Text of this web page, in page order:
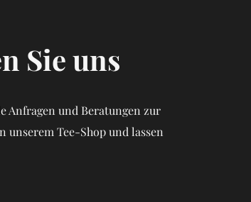
Sie uns
Anfragen und Beratungen zur
unserem Tee-Shop und lassen